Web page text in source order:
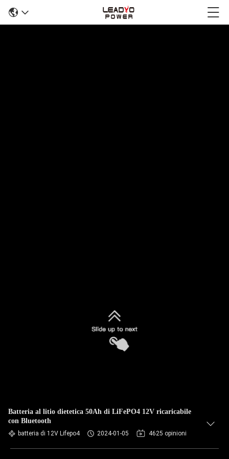
Batteria al litio dietetica 50Ah di LiFePO4 12V ricaricabile
con Bluetooth
batteria di 12V Lifepo4 2024-01-05 4625 opinioni